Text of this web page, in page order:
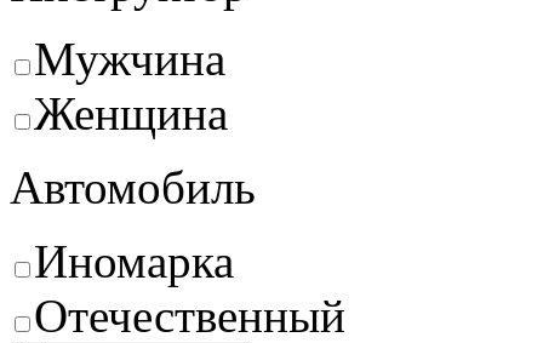
Мужчина
Женщина
Автомобиль
Иномарка
Отечественный